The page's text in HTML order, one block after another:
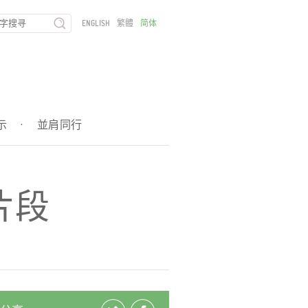
· 並肩同行
ENGLISH 繁體 简体
段